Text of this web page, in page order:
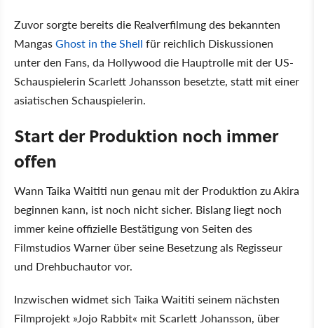
Zuvor sorgte bereits die Realverfilmung des bekannten
MangasGhost in the Shell für reichlich Diskussionen
unter den Fans, da Hollywood die Hauptrolle mit der US-
Schauspielerin Scarlett Johansson besetzte, statt mit einer
asiatischen Schauspielerin.
Start der Produktion noch immer
offen
Wann Taika Waititi nun genau mit der Produktion zu Akira
beginnen kann, ist noch nicht sicher. Bislang liegt noch
immer keine offizielle Bestätigung von Seiten des
Filmstudios Warner über seine Besetzung als Regisseur
und Drehbuchautor vor.
Inzwischen widmet sich Taika Waititi seinem nächsten
Filmprojekt »Jojo Rabbit« mit Scarlett Johansson, über